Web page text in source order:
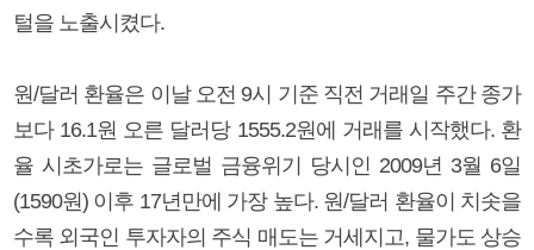
털을 노출시켰다.
원/달러 환율은 이날 오전 9시 기준 직전 거래일 주간 종가
보다 16.1원 오른 달러당 1555.2원에 거래를 시작했다. 환
율 시초가로는 글로벌 금융위기 당시인 2009년 3월 6일
(1590원) 이후 17년만에 가장 높다. 원/달러 환율이 치솟을
수록 외국인 투자자의 주식 매도는 거세지고, 물가도 상승